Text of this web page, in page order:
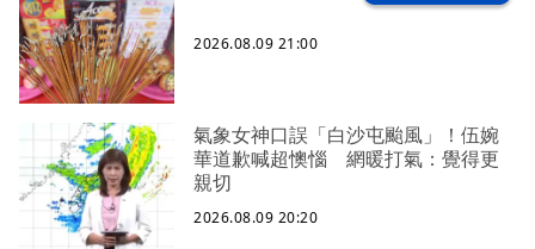
2026.08.09 21:00
氣象女神口誤「白沙屯颱風」！伍婉
華道歉喊超懊惱 網暖打氣：覺得更
親切
2026.08.09 20:20